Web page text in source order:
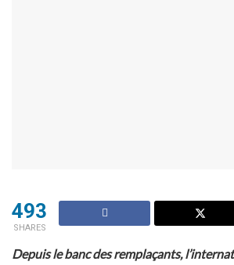
493
SHARES
Depuis le banc des remplaçants,